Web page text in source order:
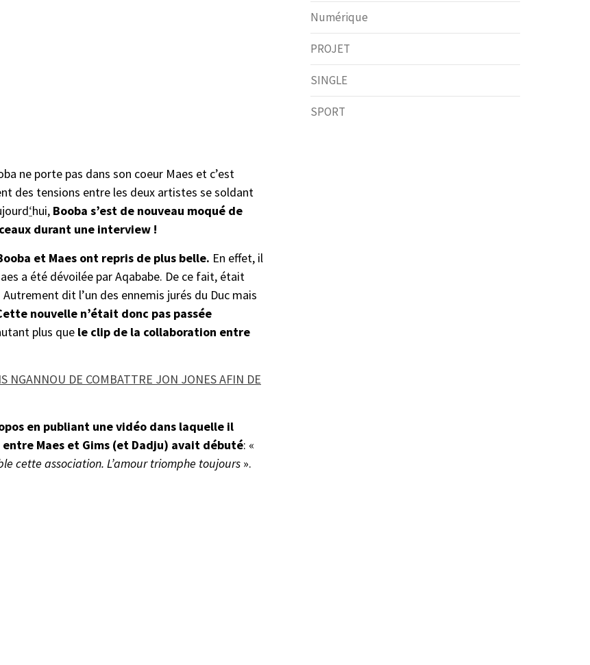
ne porte pas dans son coeur Maes et c’est
des tensions entre les deux artistes se soldant
‘hui, Booba s’est de nouveau moqué de
durant une interview !
et Maes ont repris de plus belle. En effet, il
a été dévoilée par Aqababe. De ce fait, était
Autrement dit l’un des ennemis jurés du Duc mais
nouvelle n’était donc pas passée
plus que le clip de la collaboration entre
NGANNOU DE COMBATTRE JON JONES AFIN DE
en publiant une vidéo dans laquelle il
Maes et Gims (et Dadju) avait débuté: «
cette association. L’amour triomphe toujours ».
Numérique
PROJET
SINGLE
SPORT